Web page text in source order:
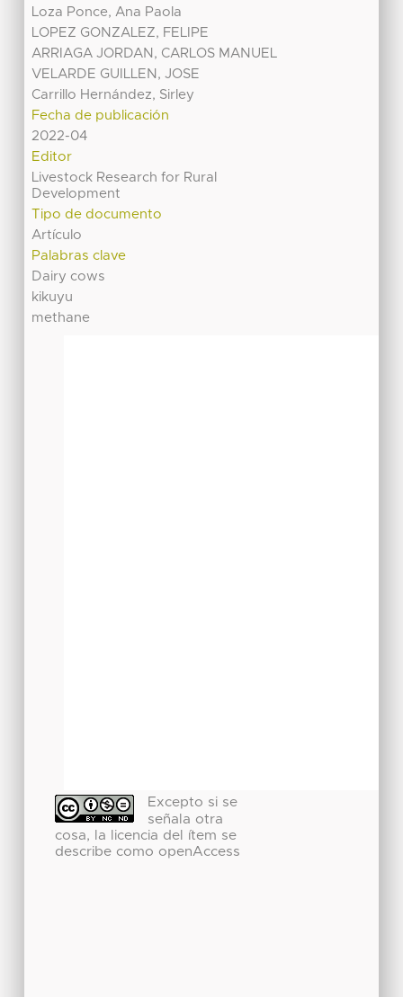
Loza Ponce, Ana Paola
LOPEZ GONZALEZ, FELIPE
ARRIAGA JORDAN, CARLOS MANUEL
VELARDE GUILLEN, JOSE
Carrillo Hernández, Sirley
Fecha de publicación
2022-04
Editor
Livestock Research for Rural
Development
Tipo de documento
Artículo
Palabras clave
Dairy cows
kikuyu
methane
Excepto si se
señala otra
cosa, la licencia del ítem se
describe como openAccess